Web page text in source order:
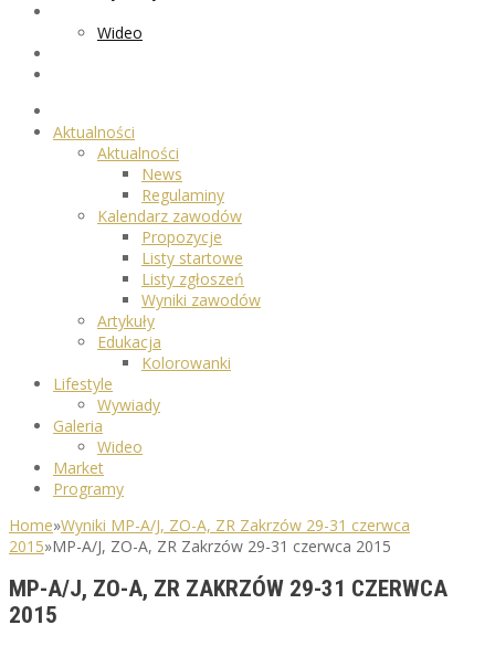
Wideo
Aktualności
Aktualności
News
Regulaminy
Kalendarz zawodów
Propozycje
Listy startowe
Listy zgłoszeń
Wyniki zawodów
Artykuły
Edukacja
Kolorowanki
Lifestyle
Wywiady
Galeria
Wideo
Market
Programy
Home»Wyniki MP-A/J, ZO-A, ZR Zakrzów 29-31 czerwca
2015»MP-A/J, ZO-A, ZR Zakrzów 29-31 czerwca 2015
MP-A/J, ZO-A, ZR ZAKRZÓW 29-31 CZERWCA
2015